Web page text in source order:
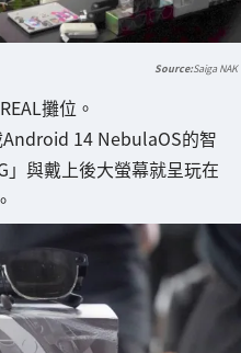
Saiga NAK
攤位。
14 NebulaOS的智
」與戴上後大螢幕就呈玩在